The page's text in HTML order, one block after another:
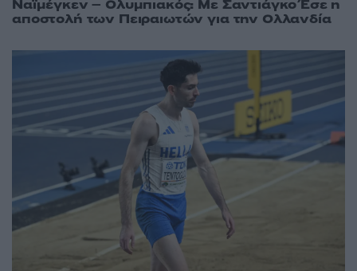
Ναϊμέγκεν – Ολυμπιακός: Με Σαντιάγκο Έσε η
αποστολή των Πειραιωτών για την Ολλανδία